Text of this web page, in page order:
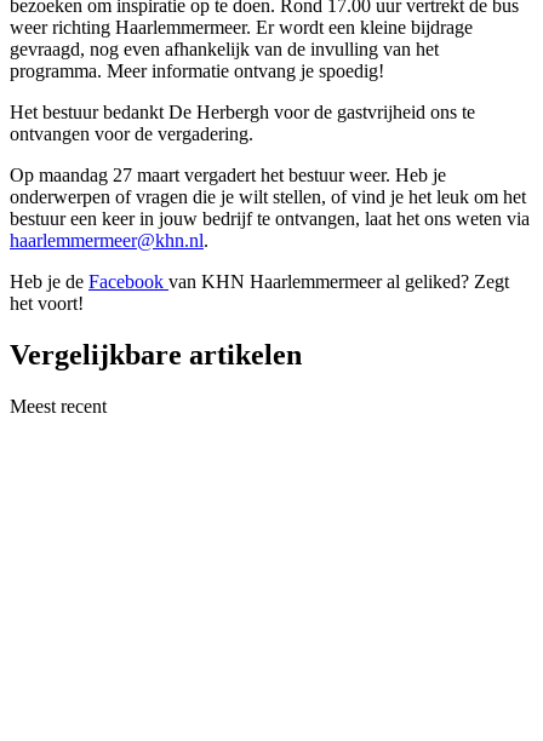
bezoeken om inspiratie op te doen. Rond 17.00 uur vertrekt de bus
weer richting Haarlemmermeer. Er wordt een kleine bijdrage
gevraagd, nog even afhankelijk van de invulling van het
programma. Meer informatie ontvang je spoedig!
Het bestuur bedankt De Herbergh voor de gastvrijheid ons te
ontvangen voor de vergadering.
Op maandag 27 maart vergadert het bestuur weer. Heb je
onderwerpen of vragen die je wilt stellen, of vind je het leuk om het
bestuur een keer in jouw bedrijf te ontvangen, laat het ons weten via
haarlemmermeer@khn.nl.
Heb je de Facebook van KHN Haarlemmermeer al geliked? Zegt
het voort!
Vergelijkbare artikelen
Meest recent